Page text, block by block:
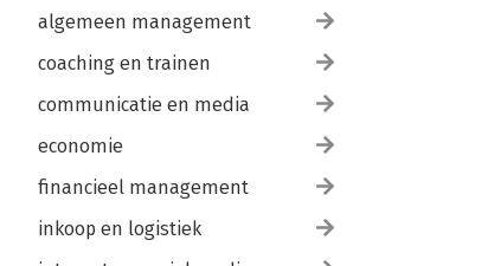
algemeen management
coaching en trainen
communicatie en media
economie
financieel management
inkoop en logistiek